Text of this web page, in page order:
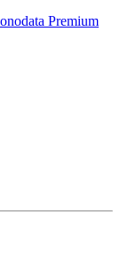
Premium